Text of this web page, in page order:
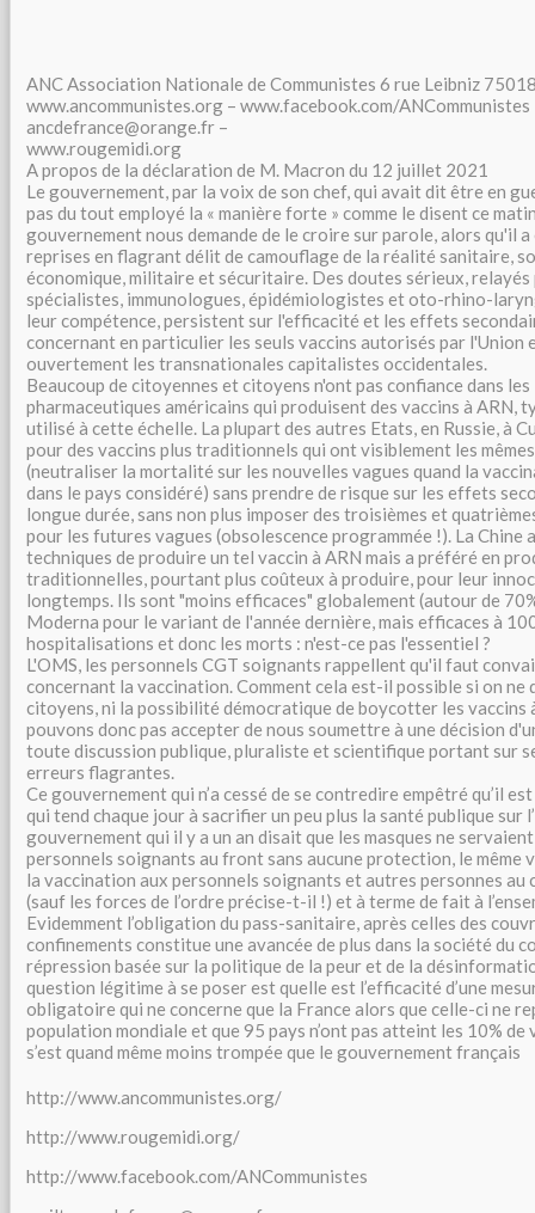
ANC Association Nationale de Communistes 6 rue Leibniz
www.ancommunistes.org – www.facebook.com/ANCommunistes
ancdefrance@orange.fr –
www.rougemidi.org
A propos de la déclaration de M. Macron du 12 juillet 2021
Le gouvernement, par la voix de son chef, qui avait dit être en
pas du tout employé la « manière forte » comme le disent ce
gouvernement nous demande de le croire sur parole, alors qu'il
reprises en flagrant délit de camouflage de la réalité sanitaire,
économique, militaire et sécuritaire. Des doutes sérieux, relayés
spécialistes, immunologues, épidémiologistes et oto-rhino-
leur compétence, persistent sur l'efficacité et les effets
concernant en particulier les seuls vaccins autorisés par l'Union
ouvertement les transnationales capitalistes occidentales.
Beaucoup de citoyennes et citoyens n'ont pas confiance dans
pharmaceutiques américains qui produisent des vaccins à ARN,
utilisé à cette échelle. La plupart des autres Etats, en Russie, à
pour des vaccins plus traditionnels qui ont visiblement les
(neutraliser la mortalité sur les nouvelles vagues quand la
dans le pays considéré) sans prendre de risque sur les effets
longue durée, sans non plus imposer des troisièmes et
pour les futures vagues (obsolescence programmée !). La Chine
techniques de produire un tel vaccin à ARN mais a préféré en
traditionnelles, pourtant plus coûteux à produire, pour leur
longtemps. Ils sont "moins efficaces" globalement (autour de
Moderna pour le variant de l'année dernière, mais efficaces à
hospitalisations et donc les morts : n'est-ce pas l'essentiel ?
L'OMS, les personnels CGT soignants rappellent qu'il faut
concernant la vaccination. Comment cela est-il possible si on ne
citoyens, ni la possibilité démocratique de boycotter les vaccins
pouvons donc pas accepter de nous soumettre à une décision
toute discussion publique, pluraliste et scientifique portant sur
erreurs flagrantes.
Ce gouvernement qui n’a cessé de se contredire empêtré qu’il
qui tend chaque jour à sacrifier un peu plus la santé publique sur
gouvernement qui il y a un an disait que les masques ne
personnels soignants au front sans aucune protection, le même
la vaccination aux personnels soignants et autres personnes
(sauf les forces de l’ordre précise-t-il !) et à terme de fait à
Evidemment l’obligation du pass-sanitaire, après celles des
confinements constitue une avancée de plus dans la société du
répression basée sur la politique de la peur et de la
question légitime à se poser est quelle est l’efficacité d’une
obligatoire qui ne concerne que la France alors que celle-ci ne
population mondiale et que 95 pays n’ont pas atteint les 10% de
s’est quand même moins trompée que le gouvernement français
http://www.ancommunistes.org/
http://www.rougemidi.org/
http://www.facebook.com/ANCommunistes